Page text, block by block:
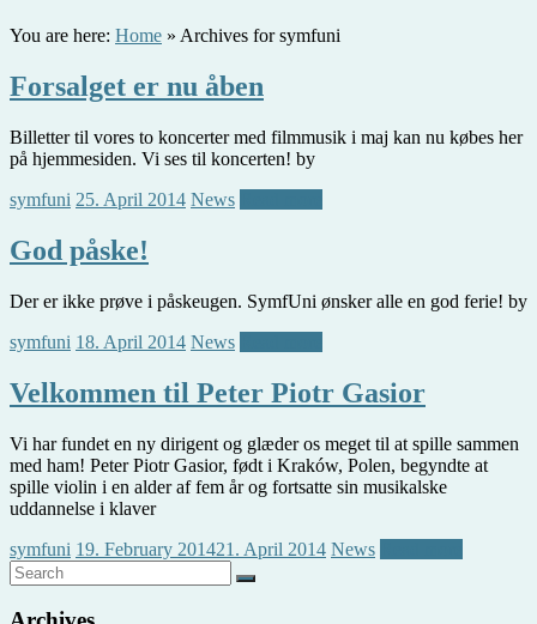
You are here: Home » Archives for symfuni
Forsalget er nu åben
Billetter til vores to koncerter med filmmusik i maj kan nu købes her
på hjemmesiden. Vi ses til koncerten! by
symfuni 25. April 2014 News
God påske!
Der er ikke prøve i påskeugen. SymfUni ønsker alle en god ferie! by
symfuni 18. April 2014 News
Velkommen til Peter Piotr Gasior
Vi har fundet en ny dirigent og glæder os meget til at spille sammen
med ham! Peter Piotr Gasior, født i Kraków, Polen, begyndte at
spille violin i en alder af fem år og fortsatte sin musikalske
uddannelse i klaver
symfuni 19. February 201421. April 2014 News